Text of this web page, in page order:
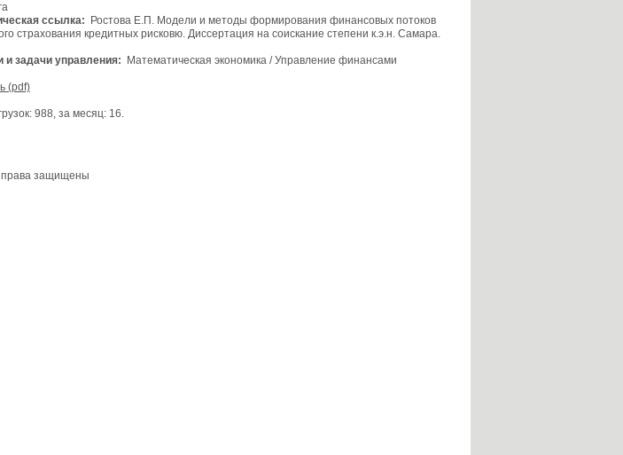
ссылка: Ростова Е.П. Модели и методы формирования финансовых потоков
страхования кредитных рисковю. Диссертация на соискание степени к.э.н. Самара.
задачи управления: Математическая экономика / Управление финансами
(pdf)
988, за месяц: 16.
защищены